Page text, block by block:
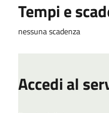
Tempi e
nessuna scadenza
Accedi al